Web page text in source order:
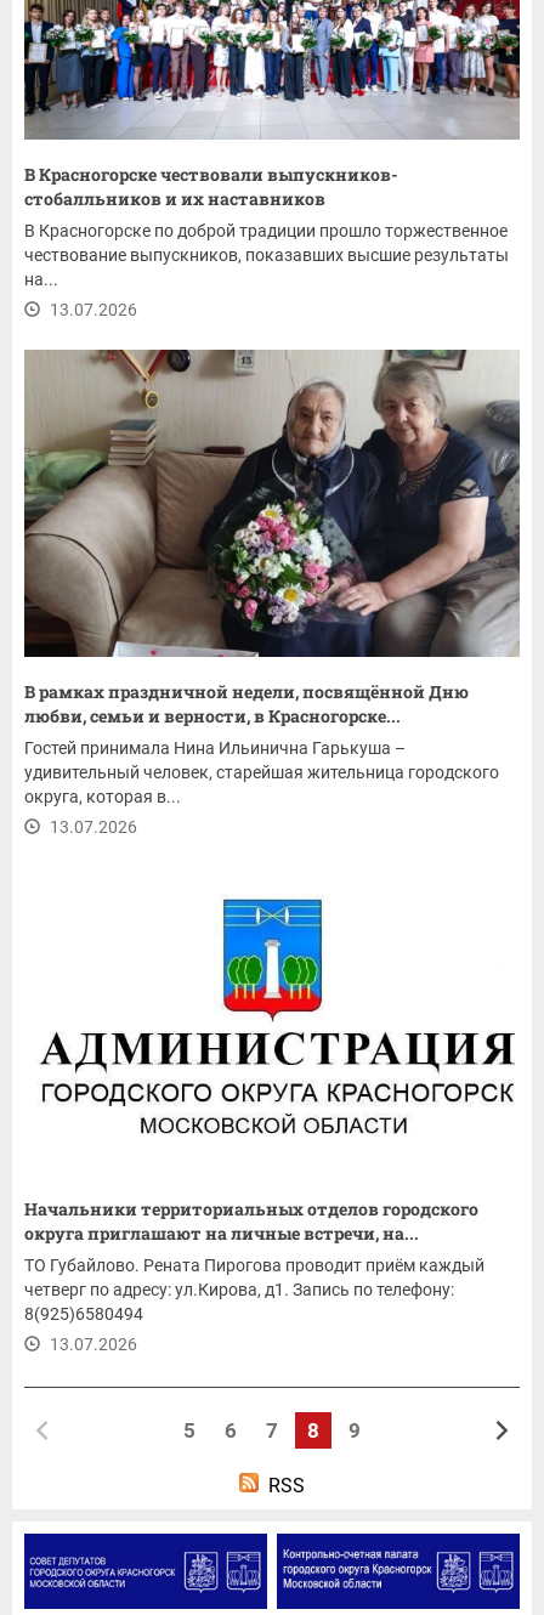
В Красногорске чествовали выпускников-
стобалльников и их наставников
В Красногорске по доброй традиции прошло торжественное
чествование выпускников, показавших высшие результаты
на...
13.07.2026
В рамках праздничной недели, посвящённой Дню
любви, семьи и верности, в Красногорске...
Гостей принимала Нина Ильинична Гарькуша –
удивительный человек, старейшая жительница городского
округа, которая в...
13.07.2026
Начальники территориальных отделов городского
округа приглашают на личные встречи, на...
ТО Губайлово. Рената Пирогова проводит приём каждый
четверг по адресу: ул.Кирова, д1. Запись по телефону:
8(925)6580494
13.07.2026
5 6 7 8 9
RSS